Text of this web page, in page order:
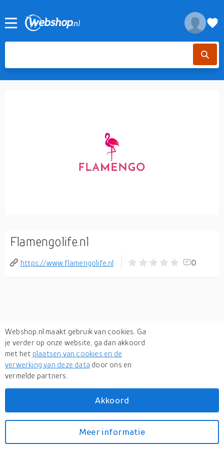
Flamengolife.nl
https://www.flamengolife.nl 0
Webshop.nl maakt gebruik van cookies. Ga
je verder op onze website, ga dan akkoord
met het plaatsen van cookies en de
verwerking van deze data door ons en
vermelde partners.
Akkoord
Meer informatie